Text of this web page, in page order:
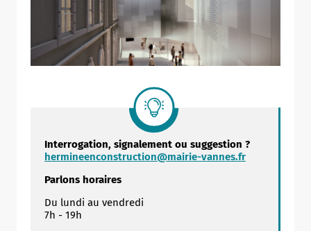
Interrogation, signalement ou suggestion ?
hermineenconstruction@mairie-vannes.fr
Parlons horaires
Du lundi au vendredi
7h - 19h